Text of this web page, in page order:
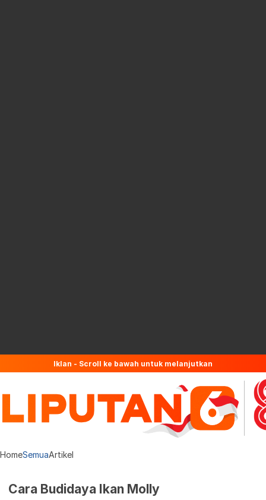
Iklan - Scroll ke bawah untuk melanjutkan
HomeSemuaArtikel
Cara Budidaya Ikan Molly